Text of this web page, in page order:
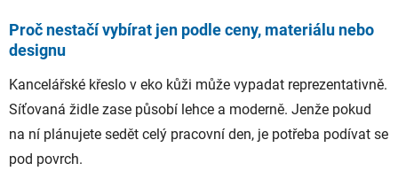
Proč nestačí vybírat jen podle ceny, materiálu nebo
designu
Kancelářské křeslo v eko kůži může vypadat reprezentativně.
Síťovaná židle zase působí lehce a moderně. Jenže pokud
na ní plánujete sedět celý pracovní den, je potřeba podívat se
pod povrch.